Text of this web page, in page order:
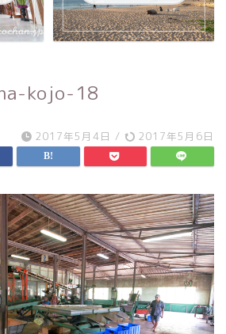
kojo-18
2017年5月4日 / 2017年5月6日